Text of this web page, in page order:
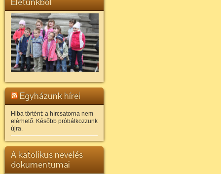
Egyházunk hírei
Hiba történt: a hírcsatorna nem
elérhető. Később próbálkozzunk
újra.
A katolikus nevelés
dokumentumai